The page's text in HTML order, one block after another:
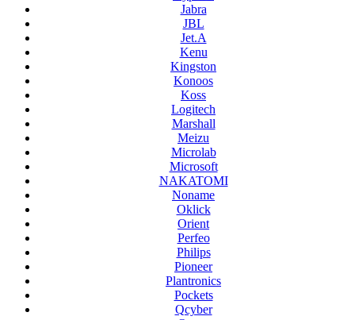
Jabra
JBL
Jet.A
Kenu
Kingston
Konoos
Koss
Logitech
Marshall
Meizu
Microlab
Microsoft
NAKATOMI
Noname
Oklick
Orient
Perfeo
Philips
Pioneer
Plantronics
Pockets
Qcyber